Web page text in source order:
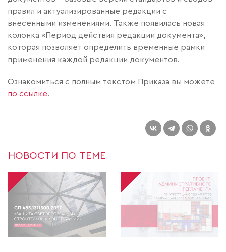
правил и актуализированные редакции с
внесенными изменениями. Также появилась новая
колонка «Период действия редакции документа»,
которая позволяет определить временные рамки
применения каждой редакции документов.
Ознакомиться с полным текстом Приказа вы можете
по ссылке.
НОВОСТИ ПО ТЕМЕ